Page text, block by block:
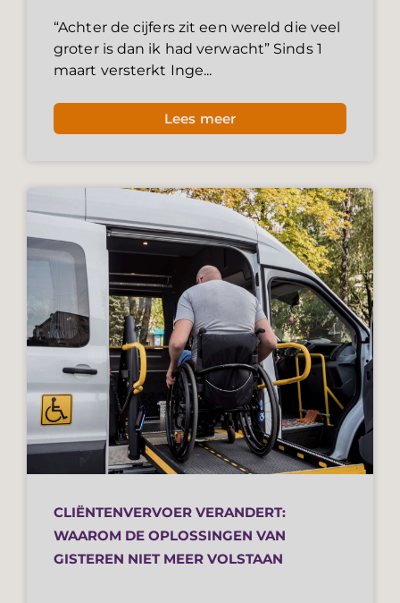
“Achter de cijfers zit een wereld die veel
groter is dan ik had verwacht” Sinds 1
maart versterkt Inge...
Lees meer
CLIËNTENVERVOER VERANDERT:
WAAROM DE OPLOSSINGEN VAN
GISTEREN NIET MEER VOLSTAAN